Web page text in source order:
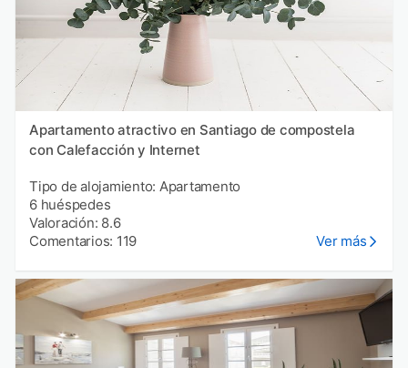
Apartamento atractivo en Santiago de compostela
con Calefacción y Internet
Tipo de alojamiento: Apartamento
6 huéspedes
Valoración: 8.6
Comentarios: 119
Ver más